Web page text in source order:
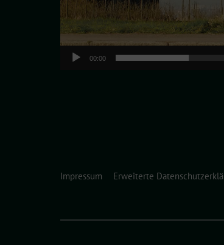
00:00
Impressum Erweiterte